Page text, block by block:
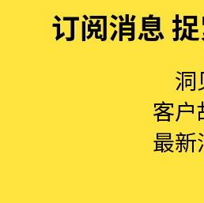
订阅消息
洞
客户
最新